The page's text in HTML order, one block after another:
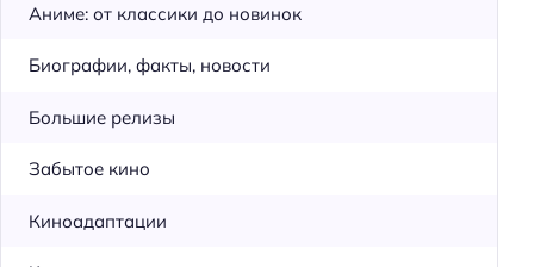
Аниме: от классики до новинок
Биографии, факты, новости
Большие релизы
Забытое кино
Киноадаптации